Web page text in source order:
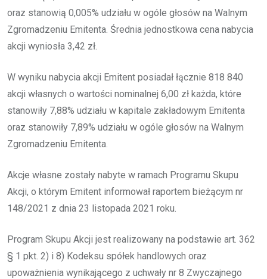
oraz stanowią 0,005% udziału w ogóle głosów na Walnym
Zgromadzeniu Emitenta. Średnia jednostkowa cena nabycia
akcji wyniosła 3,42 zł.
W wyniku nabycia akcji Emitent posiadał łącznie 818 840
akcji własnych o wartości nominalnej 6,00 zł każda, które
stanowiły 7,88% udziału w kapitale zakładowym Emitenta
oraz stanowiły 7,89% udziału w ogóle głosów na Walnym
Zgromadzeniu Emitenta.
Akcje własne zostały nabyte w ramach Programu Skupu
Akcji, o którym Emitent informował raportem bieżącym nr
148/2021 z dnia 23 listopada 2021 roku.
Program Skupu Akcji jest realizowany na podstawie art. 362
§ 1 pkt. 2) i 8) Kodeksu spółek handlowych oraz
upoważnienia wynikającego z uchwały nr 8 Zwyczajnego